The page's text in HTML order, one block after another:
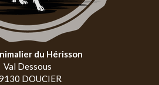
du Hérisson
Val Dessous
DOUCIER